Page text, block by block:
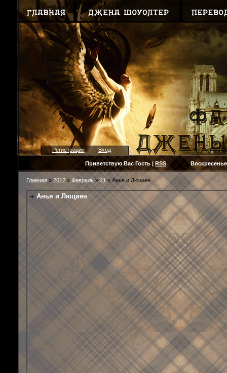
Регистрация Вход
Приветствую Вас Гость |RSSВоскресенье,
Главная» 2012 » Февраль » 21» Анья и Люциен
Анья и Люциен